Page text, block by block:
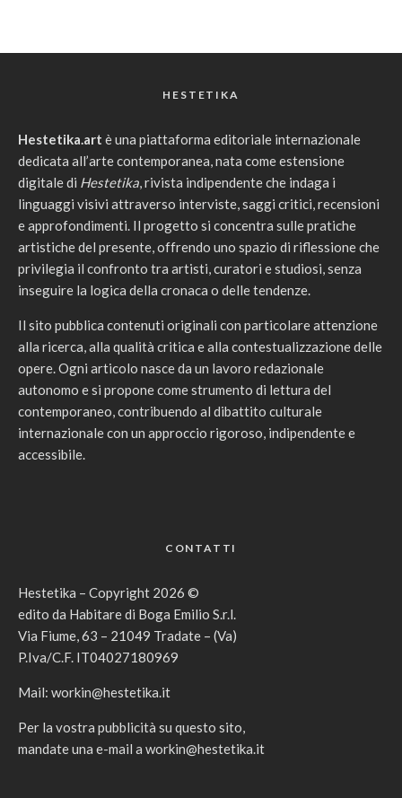
HESTETIKA
Hestetika.art è una piattaforma editoriale internazionale
dedicata all’arte contemporanea, nata come estensione
digitale di Hestetika, rivista indipendente che indaga i
linguaggi visivi attraverso interviste, saggi critici, recensioni
e approfondimenti. Il progetto si concentra sulle pratiche
artistiche del presente, offrendo uno spazio di riflessione che
privilegia il confronto tra artisti, curatori e studiosi, senza
inseguire la logica della cronaca o delle tendenze.
Il sito pubblica contenuti originali con particolare attenzione
alla ricerca, alla qualità critica e alla contestualizzazione delle
opere. Ogni articolo nasce da un lavoro redazionale
autonomo e si propone come strumento di lettura del
contemporaneo, contribuendo al dibattito culturale
internazionale con un approccio rigoroso, indipendente e
accessibile.
CONTATTI
Hestetika – Copyright 2026 ©
edito da Habitare di Boga Emilio S.r.l.
Via Fiume, 63 – 21049 Tradate – (Va)
P.Iva/C.F. IT04027180969
Mail: workin@hestetika.it
Per la vostra pubblicità su questo sito,
mandate una e-mail a workin@hestetika.it